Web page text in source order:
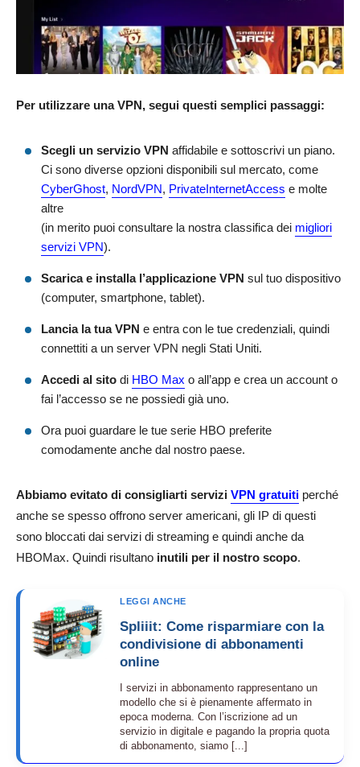
Per utilizzare una VPN, segui questi semplici passaggi:
Scegli un servizio VPN affidabile e sottoscrivi un piano.
Ci sono diverse opzioni disponibili sul mercato, come
CyberGhost, NordVPN, PrivateInternetAccess e molte
altre
(in merito puoi consultare la nostra classifica dei migliori
servizi VPN).
Scarica e installa l’applicazione VPN sul tuo dispositivo
(computer, smartphone, tablet).
Lancia la tua VPN e entra con le tue credenziali, quindi
connettiti a un server VPN negli Stati Uniti.
Accedi al sito di HBO Max o all’app e crea un account o
fai l’accesso se ne possiedi già uno.
Ora puoi guardare le tue serie HBO preferite
comodamente anche dal nostro paese.
Abbiamo evitato di consigliarti servizi VPN gratuiti perché
anche se spesso offrono server americani, gli IP di questi
sono bloccati dai servizi di streaming e quindi anche da
HBOMax. Quindi risultano inutili per il nostro scopo.
LEGGI ANCHE
Spliiit: Come risparmiare con la
condivisione di abbonamenti
online
I servizi in abbonamento rappresentano un
modello che si è pienamente affermato in
epoca moderna. Con l’iscrizione ad un
servizio in digitale e pagando la propria quota
di abbonamento, siamo [...]